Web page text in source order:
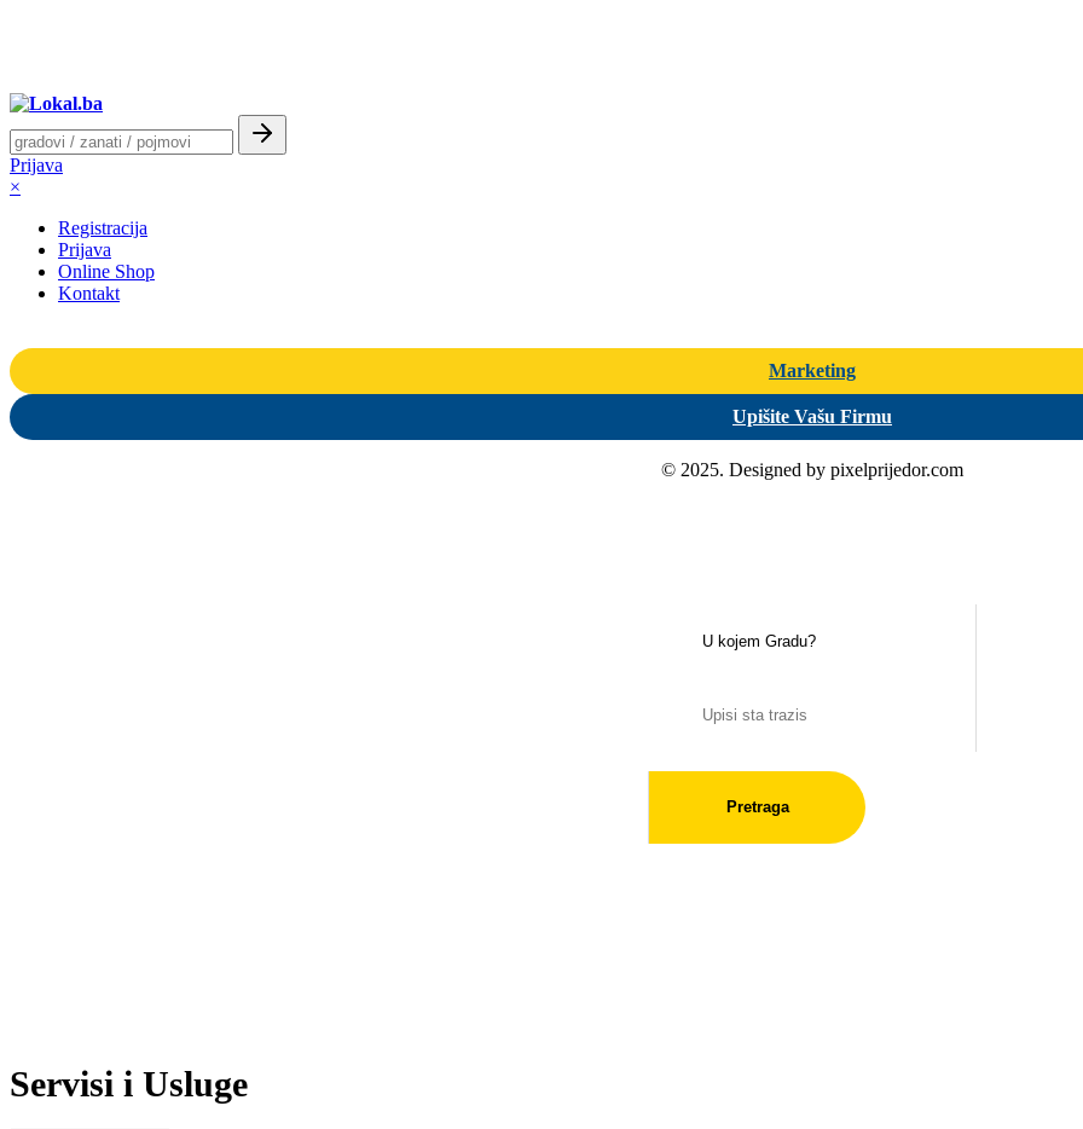
Prijava
×
Registracija
Prijava
Online Shop
Kontakt
Marketing
Upišite Vašu Firmu
© 2025. Designed by pixelprijedor.com
Pretraga
Servisi i Usluge